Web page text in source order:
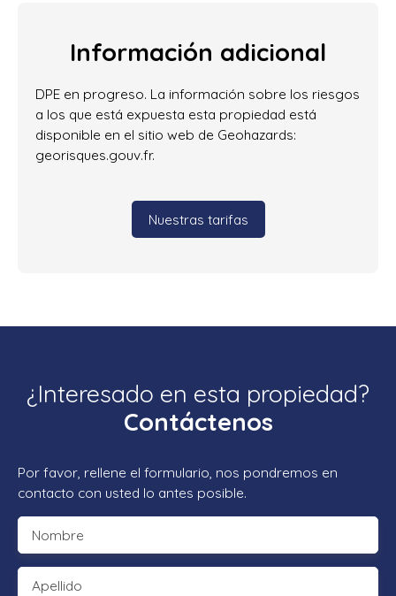
Información adicional
DPE en progreso. La información sobre los riesgos
a los que está expuesta esta propiedad está
disponible en el sitio web de Geohazards:
georisques.gouv.fr.
Nuestras tarifas
¿Interesado en esta propiedad?
Contáctenos
Por favor, rellene el formulario, nos pondremos en
contacto con usted lo antes posible.
Nombre
Apellido